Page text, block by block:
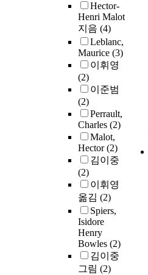
Hector-
Henri Malot
지음 (4)
Leblanc,
Maurice (3)
이휘영
(2)
이준범
(2)
Perrault,
Charles (2)
Malot,
Hector(2)
김이중
(2)
이휘영
옮김 (2)
Spiers,
Isidore
Henry
Bowles (2)
김이중
그림 (2)